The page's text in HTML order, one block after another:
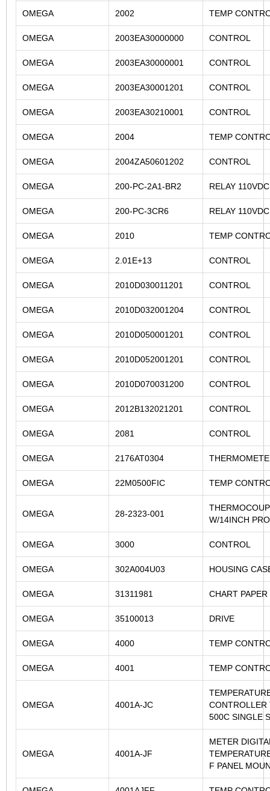
OMEGA 2002 TEMP
OMEGA 2003EA30000000 CONTROL
OMEGA 2003EA30000001 CONTROL
OMEGA 2003EA30001201 CONTROL
OMEGA 2003EA30210001 CONTROL
OMEGA 2004 TEMP
OMEGA 2004ZA50601202 CONTROL
OMEGA 200-PC-2A1-BR2 RELAY
OMEGA 200-PC-3CR6 RELAY
OMEGA 2010 TEMP
OMEGA 2.01E+13 CONTROL
OMEGA 2010D030011201 CONTROL
OMEGA 2010D032001204 CONTROL
OMEGA 2010D050001201 CONTROL
OMEGA 2010D052001201 CONTROL
OMEGA 2010D070031200 CONTROL
OMEGA 2012B132021201 CONTROL
OMEGA 2081 CONTROL
OMEGA 2176AT0304
OMEGA 22M0500FIC TEMP
OMEGA 28-2323-001
W/14INCH
OMEGA 3000 CONTROL
OMEGA 302A004U03 HOUSING
OMEGA 31311981 CHART PAPER
OMEGA 35100013 DRIVE
OMEGA 4000 TEMP
OMEGA 4001 TEMP
OMEGA 4001A-JC
CONTROLLER
500C SINGLE
OMEGA 4001A-JF
METER
F PANEL